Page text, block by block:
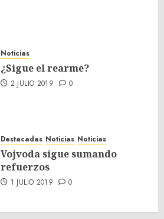
Noticias
¿Sigue el rearme?
2 JULIO 2019 0
Destacadas Noticias Noticias
Vojvoda sigue sumando
refuerzos
1 JULIO 2019 0